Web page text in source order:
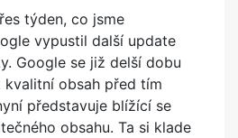
týden, co jsme
vypustil další update
Google se již delší dobu
kvalitní obsah před tím
představuje blížící se
obsahu. Ta si klade